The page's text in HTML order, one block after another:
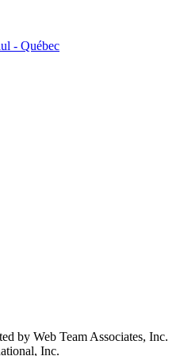
- Québec
by Web Team Associates, Inc.
Inc.